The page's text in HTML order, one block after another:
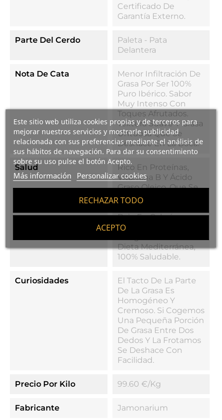
Este sitio web utiliza cookies propias y de terceros para
mejorar nuestros servicios y mostrarle publicidad
relacionada con sus preferencias mediante el análisis de
sus hábitos de navegación. Para dar su consentimiento
sobre su uso pulse el botón Acepto.
Más información Personalizar cookies
RECHAZAR TODO
ACEPTO
Certificado De
Garantía Externo.
Parte Del Cerdo
Paleta - Pata
Delantera
Nota De Cata
Menor Infiltración De
Grasa Por Ser 100%
Puro Ibérico. Sabor
Muy Intenso Con
Toques Afrutados.
Textura Suave Y Grasa
Untuosa Que Se
Deshace En La Boca.
Salud
Rico En Proteínas,
Vitamina B Y Ácido
Graso Oleico, Que Se
Traduce En Colesterol
Bajo En Calorías
(95cal Por 50gr),
Dieta Mediterránea,
100% Saludable.
Curiosidades
El Tacto De La Parte
De La Grasa Es
Homogéneo Y
Cremoso. Si Cogemos
Una Pequeña Porción
De Grasa Entre Dos
Dedos Y La Frotamos
Se Deshace Con
Facilidad.
Precio Por Kilo 99.60 €/kg
Fabricante Jamonarium